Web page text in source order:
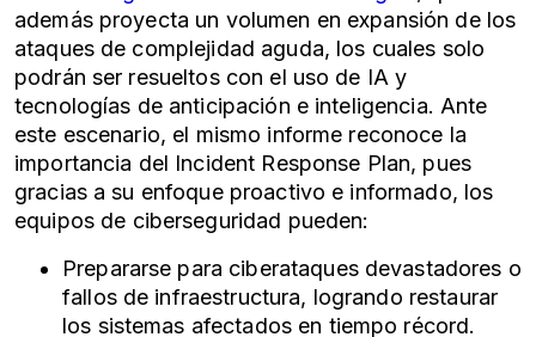
además proyecta un volumen en expansión de los
ataques de complejidad aguda, los cuales solo
podrán ser resueltos con el uso de IA y
tecnologías de anticipación e inteligencia. Ante
este escenario, el mismo informe reconoce la
importancia del Incident Response Plan, pues
gracias a su enfoque proactivo e informado, los
equipos de ciberseguridad pueden:
Prepararse para ciberataques devastadores o
fallos de infraestructura, logrando restaurar
los sistemas afectados en tiempo récord.